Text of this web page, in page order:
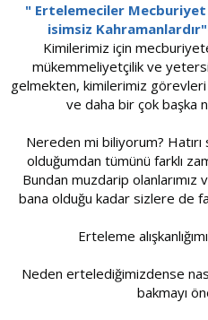
" Ertelemeciler Mecburiyet
isimsiz
Kimilerimiz için
mükemmeliyetçilik ve
gelmekten, kimilerimiz görevleri
ve daha bir çok başka
Nereden mi biliyorum? Hatırı
olduğumdan tümünü farklı
Bundan muzdarip
bana olduğu kadar sizlere de
Erteleme
Neden ertelediğimizdense
bakmayı